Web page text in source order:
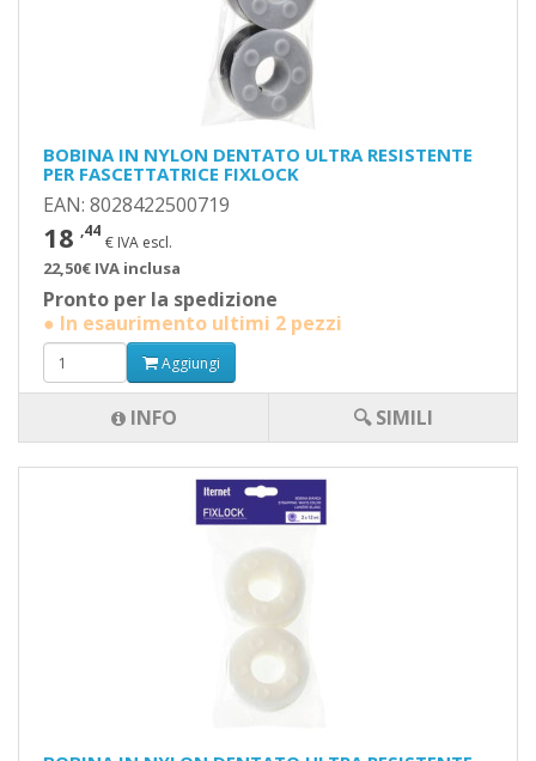
BOBINA IN NYLON DENTATO ULTRA RESISTENTE
PER FASCETTATRICE FIXLOCK
EAN: 8028422500719
18 ,44
€ IVA escl.
22,50€ IVA inclusa
Pronto per la spedizione
● In esaurimento ultimi 2 pezzi
Aggiungi
INFO 🔍 SIMILI